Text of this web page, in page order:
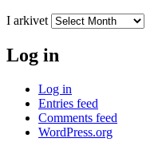
I arkivet
Log in
Log in
Entries feed
Comments feed
WordPress.org